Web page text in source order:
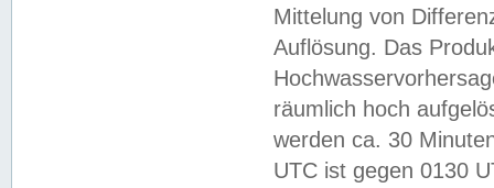
Mittelung von
Auflösung. Das
räumlich hoch
werden ca. 30
UTC ist gegen 0130